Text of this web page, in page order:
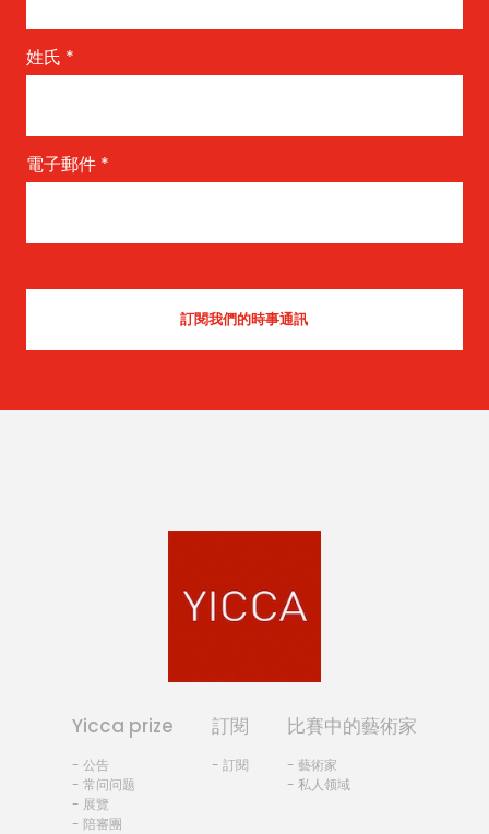
姓氏 *
電子郵件 *
Yicca prize
- 公告
- 常问问题
- 展覽
- 陪審團
訂閱
- 訂閱
比賽中的藝術家
- 藝術家
- 私人领域